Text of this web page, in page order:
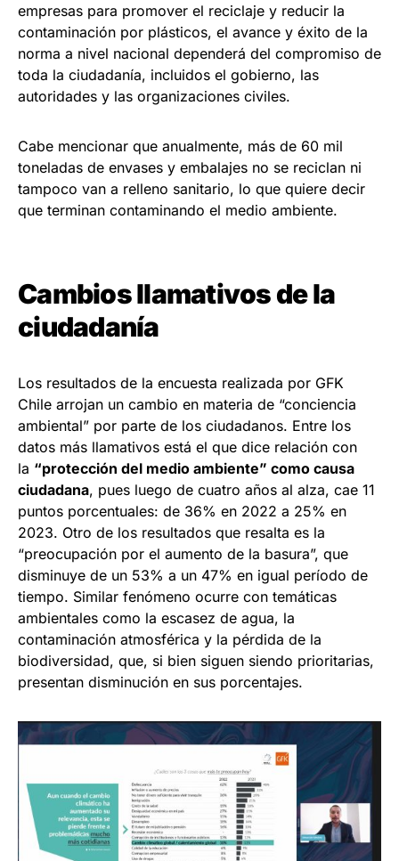
empresas para promover el reciclaje y reducir la
contaminación por plásticos, el avance y éxito de la
norma a nivel nacional dependerá del compromiso de
toda la ciudadanía, incluidos el gobierno, las
autoridades y las organizaciones civiles.
Cabe mencionar que anualmente, más de 60 mil
toneladas de envases y embalajes no se reciclan ni
tampoco van a relleno sanitario, lo que quiere decir
que terminan contaminando el medio ambiente.
Cambios llamativos de la
ciudadanía
Los resultados de la encuesta realizada por GFK
Chile arrojan un cambio en materia de “conciencia
ambiental” por parte de los ciudadanos. Entre los
datos más llamativos está el que dice relación con
la “protección del medio ambiente” como causa
ciudadana, pues luego de cuatro años al alza, cae 11
puntos porcentuales: de 36% en 2022 a 25% en
2023. Otro de los resultados que resalta es la
“preocupación por el aumento de la basura”, que
disminuye de un 53% a un 47% en igual período de
tiempo. Similar fenómeno ocurre con temáticas
ambientales como la escasez de agua, la
contaminación atmosférica y la pérdida de la
biodiversidad, que, si bien siguen siendo prioritarias,
presentan disminución en sus porcentajes.